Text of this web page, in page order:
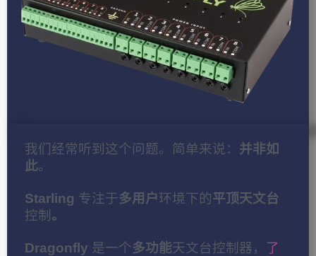
我们经常听到这个问题。简单来说： 并非如
此。
Starling 专注于多用户环境下的平顶天文台
控制 。
Dragonfly 是一个多功能天文台控制器， 了